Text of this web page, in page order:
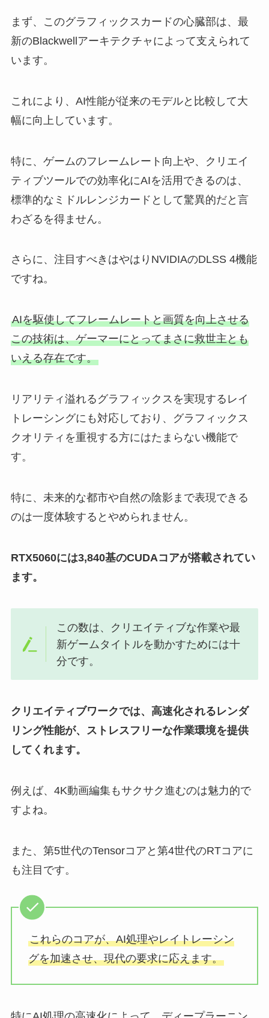
まず、このグラフィックスカードの心臓部は、最
新のBlackwellアーキテクチャによって支えられて
います。
これにより、AI性能が従来のモデルと比較して大
幅に向上しています。
特に、ゲームのフレームレート向上や、クリエイ
ティブツールでの効率化にAIを活用できるのは、
標準的なミドルレンジカードとして驚異的だと言
わざるを得ません。
さらに、注目すべきはやはりNVIDIAのDLSS 4機能
ですね。
AIを駆使してフレームレートと画質を向上させる
この技術は、ゲーマーにとってまさに救世主とも
いえる存在です。
リアリティ溢れるグラフィックスを実現するレイ
トレーシングにも対応しており、グラフィックス
クオリティを重視する方にはたまらない機能で
す。
特に、未来的な都市や自然の陰影まで表現できる
のは一度体験するとやめられません。
RTX5060には3,840基のCUDAコアが搭載されてい
ます。
この数は、クリエイティブな作業や最
新ゲームタイトルを動かすためには十
分です。
クリエイティブワークでは、高速化されるレンダ
リング性能が、ストレスフリーな作業環境を提供
してくれます。
例えば、4K動画編集もサクサク進むのは魅力的で
すよね。
また、第5世代のTensorコアと第4世代のRTコアに
も注目です。
これらのコアが、AI処理やレイトレーシン
グを加速させ、現代の要求に応えます。